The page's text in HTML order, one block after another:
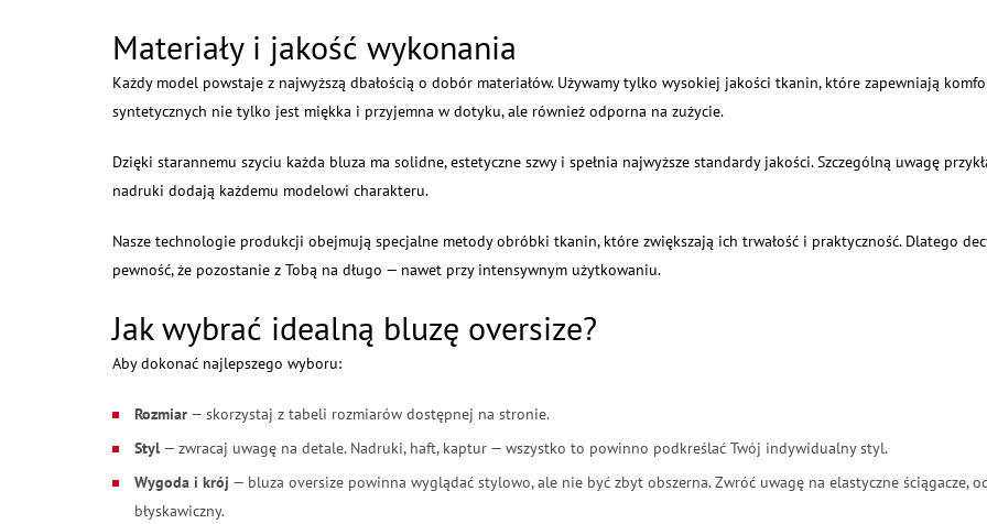
Materiały i jakość wykonania
Każdy model powstaje z najwyższą dbałością o dobór materiałów. Używamy tylko wysokiej jakości tkanin, które zapewniają
syntetycznych nie tylko jest miękka i przyjemna w dotyku, ale również odporna na zużycie.
Dzięki starannemu szyciu każda bluza ma solidne, estetyczne szwy i spełnia najwyższe standardy jakości. Szczególną uwagę
nadruki dodają każdemu modelowi charakteru.
Nasze technologie produkcji obejmują specjalne metody obróbki tkanin, które zwiększają ich trwałość i praktyczność. Dlatego
pewność, że pozostanie z Tobą na długo — nawet przy intensywnym użytkowaniu.
Jak wybrać idealną bluzę oversize?
Aby dokonać najlepszego wyboru:
Rozmiar — skorzystaj z tabeli rozmiarów dostępnej na stronie.
Styl — zwracaj uwagę na detale. Nadruki, haft, kaptur — wszystko to powinno podkreślać Twój indywidualny styl.
Wygoda i krój — bluza oversize powinna wyglądać stylowo, ale nie być zbyt obszerna. Zwróć uwagę na elastyczne ściągacze,
błyskawiczny.